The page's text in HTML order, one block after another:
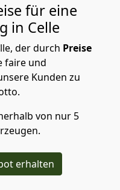
für eine
in Celle
der durch Preise
faire und
Kunden zu
von nur 5
erhalten